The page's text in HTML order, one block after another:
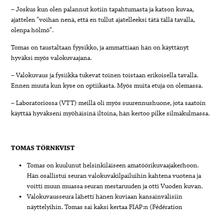
– Joskus kun olen palannut kotiin tapahtumasta ja katson kuvaa,
ajattelen ”voihan nenä, että en tullut ajatelleeksi tätä tällä tavalla,
olenpa hölmö”.
Tomas on taustaltaan fyysikko, ja ammattiaan hän on käyttänyt
hyväksi myös valokuvaajana.
– Valokuvaus ja fysiikka tukevat toinen toistaan erikoisella tavalla.
Ennen muuta kun kyse on optiikasta. Myös muita etuja on olemassa.
– Laboratoriossa (VTT) meillä oli myös suurennushuone, jota saatoin
käyttää hyväkseni myöhäisinä iltoina, hän kertoo pilke silmäkulmassa.
TOMAS TÖRNKVIST
Tomas on kuulunut helsinkiläiseen amatöörikuvaajakerhoon.
Hän osallistui seuran valokuvakilpailuihin kahtena vuotena ja
voitti muun muassa seuran mestaruuden ja otti Vuoden kuvan.
Valokuvausseura lähetti hänen kuviaan kansainvälisiin
näyttelyihin. Tomas sai kaksi kertaa FIAP:n (Fédération